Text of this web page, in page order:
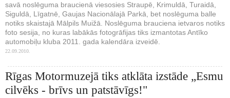
savā noslēguma braucienā viesosies Straupē, Krimuldā, Turaidā,
Siguldā, Līgatnē, Gaujas Nacionālajā Parkā, bet noslēguma balle
notiks skaistajā Mālpils Muižā. Noslēguma brauciena ietvaros notiks
foto sesija, no kuras labākās fotogrāfijas tiks izmantotas Antīko
automobiļu kluba 2011. gada kalendāra izveidē.
22.09.2010.
Rīgas Motormuzejā tiks atklāta izstāde „Esmu
cilvēks - brīvs un patstāvīgs!"